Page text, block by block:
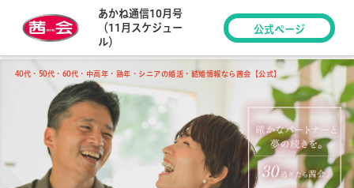
あかね通信10月号
（11月スケジュー
ル）
公式ページ
40代・50代・60代・中高年・熟年・シニアの婚活・結婚情報なら茜会【公式】